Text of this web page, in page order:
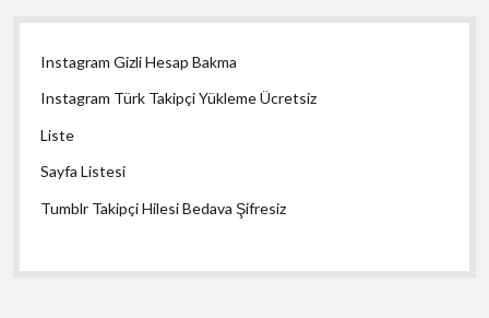
Yan
Menü
Instagram Gizli Hesap Bakma
Instagram Türk Takipçi Yükleme Ücretsiz
Liste
Sayfa Listesi
Tumblr Takipçi Hilesi Bedava Şifresiz